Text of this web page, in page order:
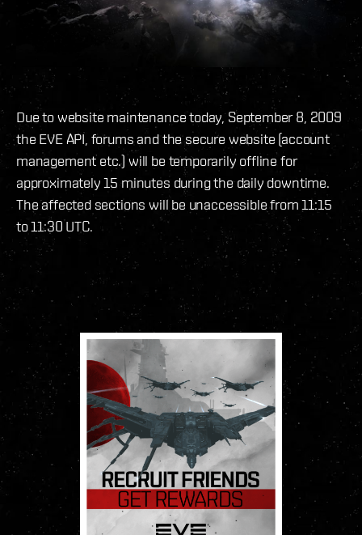
Due to website maintenance today, September 8, 2009
the EVE API, forums and the secure website (account
management etc.) will be temporarily offline for
approximately 15 minutes during the daily downtime.
The affected sections will be unaccessible from 11:15
to 11:30 UTC.